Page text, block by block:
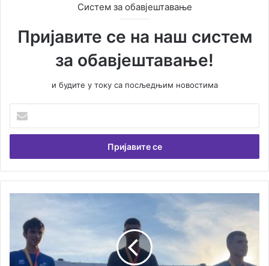
Систем за обавјештавање
Пријавите се на наш систем
за обавјештавање!
и будите у току са посљедњим новостима
е
и
т
а